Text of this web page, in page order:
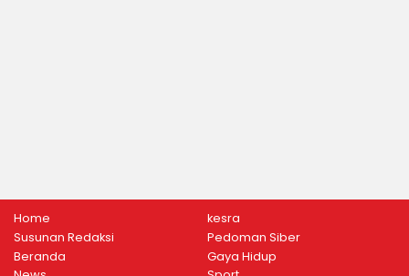
Home
Susunan Redaksi
Beranda
kesra
Pedoman Siber
Gaya Hidup